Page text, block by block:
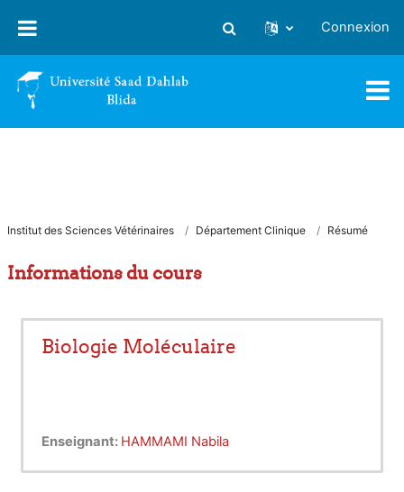
Activer/désactiver la saisie
Connexion
Institut des Sciences Vétérinaires Département Clinique Résumé
Informations du cours
Biologie Moléculaire
Enseignant: HAMMAMI Nabila